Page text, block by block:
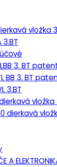
vložka
3.BT
3. BT
BB 3. BT
3.BT
vložka
dierkavá
A